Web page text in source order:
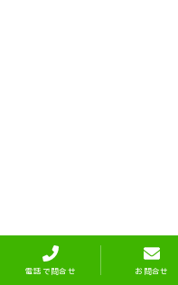
電話で問合せ お問合せ